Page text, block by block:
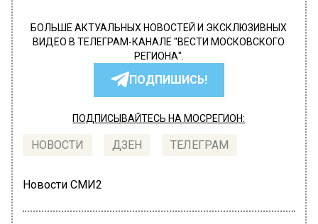
БОЛЬШЕ АКТУАЛЬНЫХ НОВОСТЕЙ И ЭКСКЛЮЗИВНЫХ
ВИДЕО В ТЕЛЕГРАМ-КАНАЛЕ "ВЕСТИ МОСКОВСКОГО
РЕГИОНА".
ПОДПИШИСЬ!
ПОДПИСЫВАЙТЕСЬ НА МОСРЕГИОН:
НОВОСТИ ДЗЕН ТЕЛЕГРАМ
Новости СМИ2